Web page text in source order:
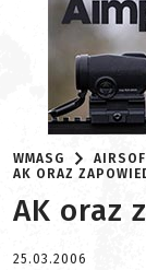
WMASG
AK ORAZ
AK oraz
25.03.2006